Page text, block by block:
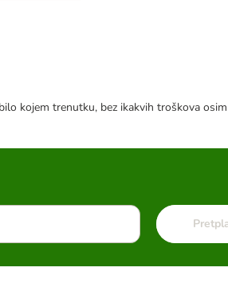
kojem trenutku, bez ikakvih troškova